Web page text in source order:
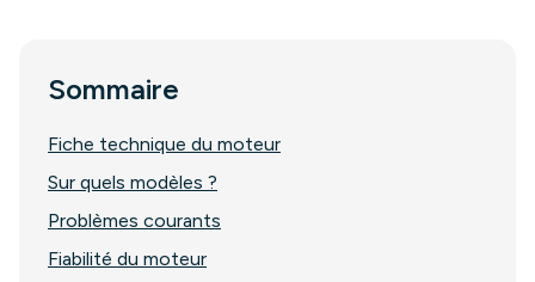
Sommaire
Fiche technique du moteur
Sur quels modèles ?
Problèmes courants
Fiabilité du moteur